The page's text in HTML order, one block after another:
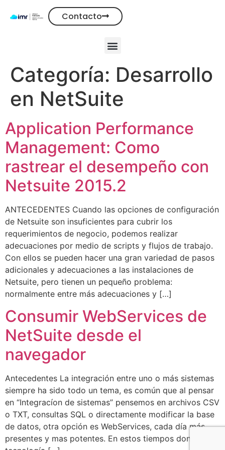
Contacto
Categoría: Desarrollo
en NetSuite
Application Performance
Management: Como
rastrear el desempeño con
Netsuite 2015.2
ANTECEDENTES Cuando las opciones de configuración
de Netsuite son insuficientes para cubrir los
requerimientos de negocio, podemos realizar
adecuaciones por medio de scripts y flujos de trabajo.
Con ellos se pueden hacer una gran variedad de pasos
adicionales y adecuaciones a las instalaciones de
Netsuite, pero tienen un pequeño problema:
normalmente entre más adecuaciones y […]
Consumir WebServices de
NetSuite desde el
navegador
Antecedentes La integración entre uno o más sistemas
siempre ha sido todo un tema, es común que al pensar
en “Integracíon de sistemas” pensemos en archivos CSV
o TXT, consultas SQL o directamente modificar la base
de datos, otra opción es WebServices, cada día más
presentes y mas potentes. En estos tiempos donde la